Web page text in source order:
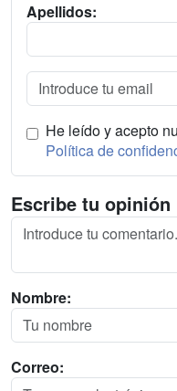
Apellidos:
He leído y acepto
Política de
Escribe tu opinión
Nombre:
Correo: